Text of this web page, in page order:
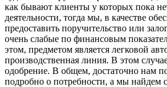
как бывают клиенты у которых пока
деятельности, тогда мы, в качестве
предоставить поручительство или
очень слабые по финансовым
этом, предметом является легковой
производственная линия. В этом
одобрение. В общем, достаточно нам
подробно о потребности, а мы найдем